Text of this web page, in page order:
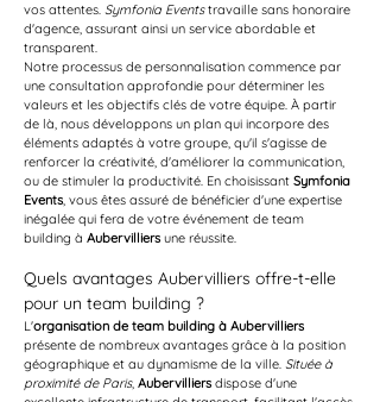
vos attentes. Symfonia Events travaille sans honoraire
d'agence, assurant ainsi un service abordable et
transparent.
Notre processus de personnalisation commence par
une consultation approfondie pour déterminer les
valeurs et les objectifs clés de votre équipe. À partir
de là, nous développons un plan qui incorpore des
éléments adaptés à votre groupe, qu'il s'agisse de
renforcer la créativité, d'améliorer la communication,
ou de stimuler la productivité. En choisissant Symfonia
Events, vous êtes assuré de bénéficier d'une expertise
inégalée qui fera de votre événement de team
building à Aubervilliers une réussite.
Quels avantages Aubervilliers offre-t-elle
pour un team building ?
L'organisation de team building à Aubervilliers
présente de nombreux avantages grâce à la position
géographique et au dynamisme de la ville. Située à
proximité de Paris, Aubervilliers dispose d'une